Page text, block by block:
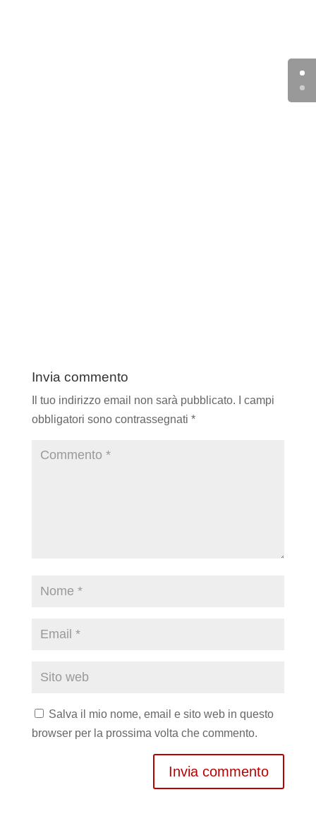
Invia commento
Il tuo indirizzo email non sarà pubblicato.
I campi
obbligatori sono contrassegnati *
Salva il mio nome, email e sito web in questo
browser per la prossima volta che commento.